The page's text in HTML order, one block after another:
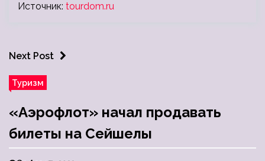
Источник: tourdom.ru
Next Post
Туризм
«Аэрофлот» начал продавать
билеты на Сейшелы